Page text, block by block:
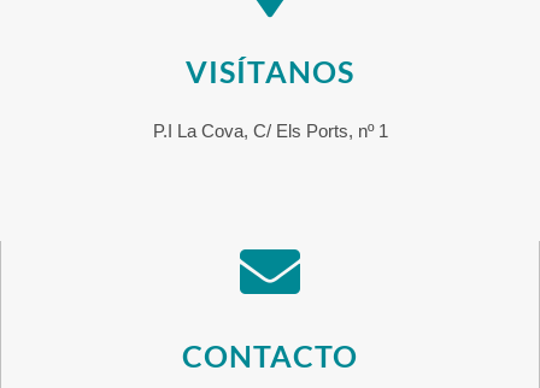
VISÍTANOS
P.I La Cova, C/ Els Ports, nº 1​
CONTACTO